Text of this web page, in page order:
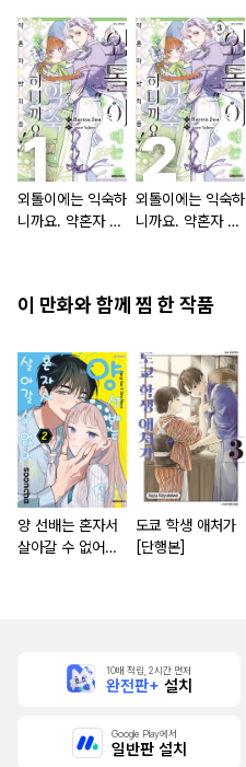
외톨이에는 익숙하
니까요. 약혼자 방
외톨이에는 익숙하
니까요. 약혼자 방
이 만화와 함께 찜 한 작품
양 선배는 혼자서
살아갈 수 없어
도쿄 학생 애처가
[단행본]
10배 적립, 2시간 먼저
완전판+ 설치
Google Play에서
일반판 설치